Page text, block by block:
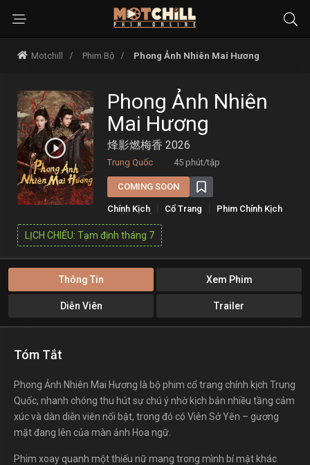
Motchill Phim Bộ Phong Ảnh Nhiên Mai Hương
Phong Ảnh Nhiên
Mai Hương
烽影燃梅香 2026
Trung Quốc 45 phút/tập
COMING SOON
Chính Kịch Cổ Trang
Phim Chính Kịch
LỊCH CHIẾU: Tạm định tháng 7
Thông Tin Xem Phim
Diễn Viên Trailer
Tóm Tắt
Phong Ảnh Nhiên Mai Hương là bộ phim cổ trang chính kịch Trung
Quốc, nhanh chóng thu hút sự chú ý nhờ kịch bản nhiều tầng cảm
xúc và dàn diễn viên nổi bật, trong đó có Viên Sở Yên – gương
mặt đang lên của màn ảnh Hoa ngữ.
Phim xoay quanh một thiếu nữ mang trong mình bí mật khác